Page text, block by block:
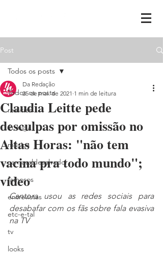
Post
Todos os posts
realities
ih,miga
música
carnavaldesalvador
famosos
entrevistas
etc-e-tal
tv
looks
Todos os posts
Claudia Leitte pede
desculpas por omissão no
Altas Horas: "não tem
vacina pra todo mundo";
vídeo
Da Redação
25 de mai. de 2021 1 min de leitura
Cantora usou as redes sociais para
desabafar com os fãs sobre fala evasiva
na TV